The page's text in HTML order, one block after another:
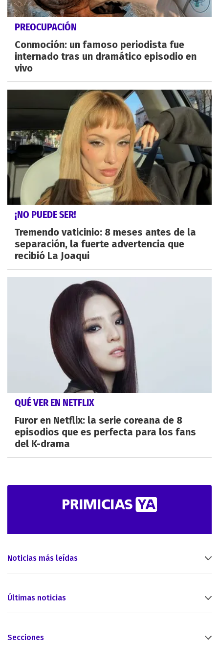
PREOCUPACIÓN
Conmoción: un famoso periodista fue
internado tras un dramático episodio en
vivo
¡NO PUEDE SER!
Tremendo vaticinio: 8 meses antes de la
separación, la fuerte advertencia que
recibió La Joaqui
QUÉ VER EN NETFLIX
Furor en Netflix: la serie coreana de 8
episodios que es perfecta para los fans
del K-drama
Noticias más leídas
Últimas noticias
Secciones